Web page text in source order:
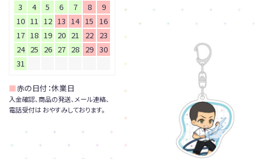
3
4 5 6 7 8
9
10 11 12 13 14 15
16
17 18 19 20 21 22 23
24 25 26 27 28 29 30
31
■赤の日付：休業日
入金確認、商品の発送、メール連絡、
電話受付は おやすみしております。